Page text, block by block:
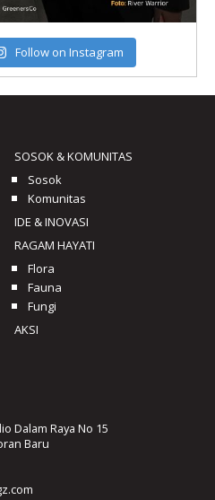
Follow on Instagram
SOSOK & KOMUNITAS
Sosok
Komunitas
IDE & INOVASI
RAGAM HAYATI
Flora
Fauna
Fungi
AKSI
Dalam Raya No 15
Baru